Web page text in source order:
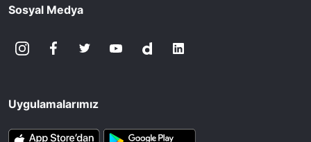
Sosyal Medya
Uygulamalarımız